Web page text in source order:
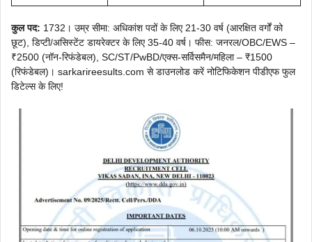
कुल पद: 1732। उम्र सीमा: अधिकांश पदों के लिए 21-30 वर्ष (आरक्षित वर्गों को
छूट), डिप्टी/असिस्टेंट डायरेक्टर के लिए 35-40 वर्ष। फीस: जनरल/OBC/EWS –
₹2500 (नॉन-रिफंडेबल), SC/ST/PwBD/एक्स-सर्विसमैन/महिला – ₹1500
(रिफंडेबल)। sarkarireesults.com से डाउनलोड करें नोटिफिकेशन पीडीएफ फुल
डिटेल्स के लिए!